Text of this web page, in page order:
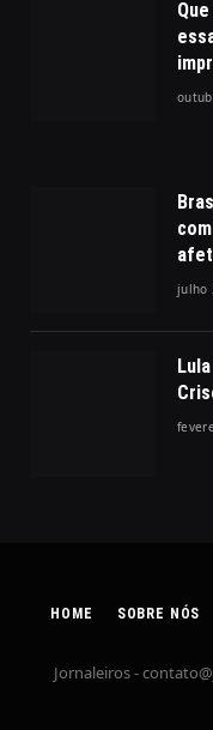
julho
HOME SOBRE NÓS
Jornaleiros -